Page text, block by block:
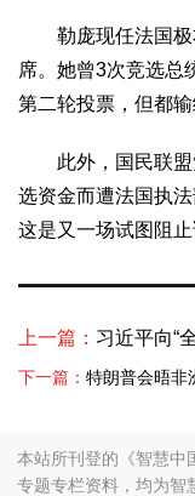
视频
访谈 动态
地方
京 津 冀 晋 蒙
赣
鲁 豫 鄂 湘
智库建设 智库专家
在线期刊
勒庞现任法国极
席。她曾3次竞选总
第二轮投票，但都输
此外，国民联盟
选资金而遭法国执
这是又一场试图阻止
上一篇： 习近平向“
下一篇： 特朗普会晤非
本站所刊登的《智慧中
专题专栏资料，均为智